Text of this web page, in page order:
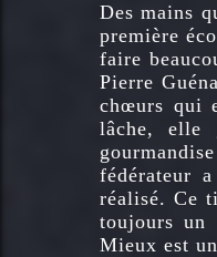
Des mains
première
faire
Pierre
chœurs qui
lâche, elle
fédérateur
réalisé. Ce
toujours un
Mieux est